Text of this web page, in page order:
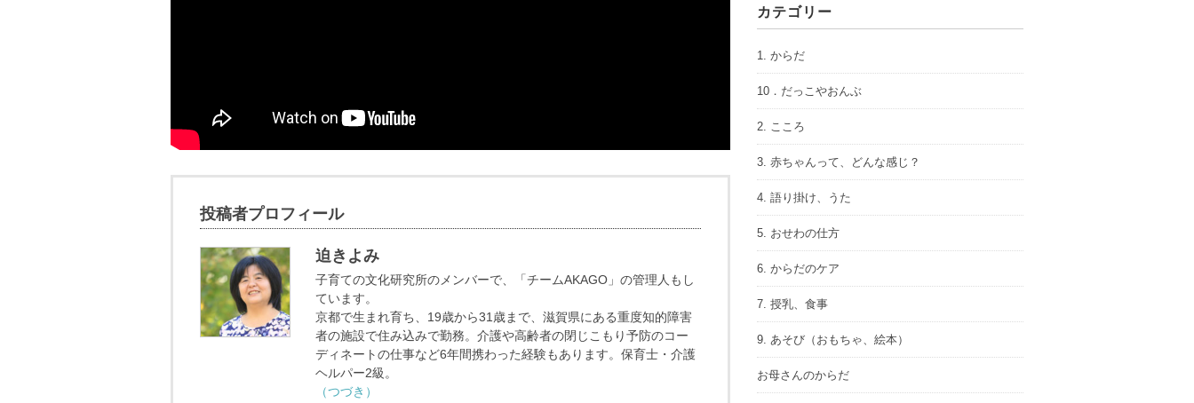
投稿者プロフィール
迫きよみ
子育ての文化研究所のメンバーで、「チームAKAGO」の管理人もし
ています。
京都で生まれ育ち、19歳から31歳まで、滋賀県にある重度知的障害
者の施設で住み込みで勤務。介護や高齢者の閉じこもり予防のコー
ディネートの仕事など6年間携わった経験もあります。保育士・介護
ヘルパー2級。
（つづき）
カテゴリー
1. からだ
10．だっこやおんぶ
2. こころ
3. 赤ちゃんって、どんな感じ？
4. 語り掛け、うた
5. おせわの仕方
6. からだのケア
7. 授乳、食事
9. あそび（おもちゃ、絵本）
お母さんのからだ